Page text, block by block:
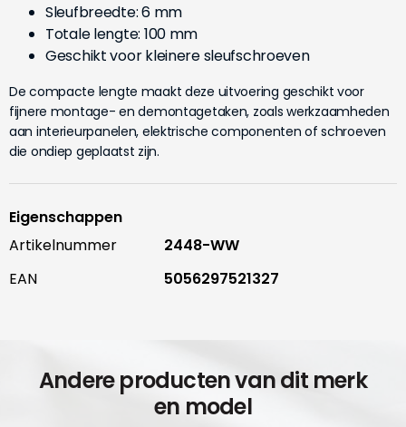
Sleufbreedte: 6 mm
Totale lengte: 100 mm
Geschikt voor kleinere sleufschroeven
De compacte lengte maakt deze uitvoering geschikt voor
fijnere montage- en demontagetaken, zoals werkzaamheden
aan interieurpanelen, elektrische componenten of schroeven
die ondiep geplaatst zijn.
Eigenschappen
Artikelnummer
2448-WW
EAN
5056297521327
Andere producten van dit merk
en model